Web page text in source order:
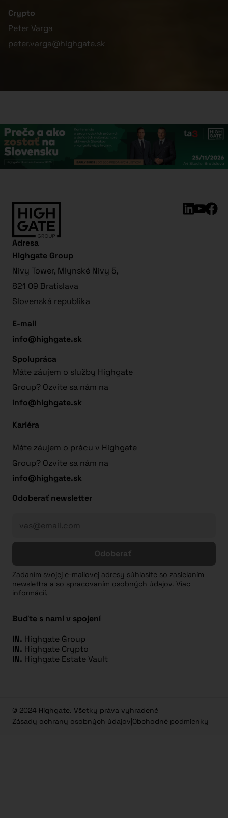
Crypto
Peter Varga
peter.varga@highgate.sk
Adresa
Highgate Group
Nivy Tower, Mlynské Nivy 5,
821 09 Bratislava
Slovenská republika
E-mail
info@highgate.sk
Spolupráca
Máte záujem o služby Highgate
Group? Ozvite sa nám na
info@highgate.sk
Kariéra
Máte záujem o prácu v Highgate
Group? Ozvite sa nám na
info@highgate.sk
Odoberať newsletter
Odoberať
Zadaním svojej e-mailovej adresy súhlasíte so zasielaním
newslettra a so spracovaním osobných údajov. Viac
informácií.
Buďte s nami v spojení
IN. Highgate Group
IN. Highgate Crypto
IN. Highgate Estate Vault
© 2024 Highgate. Všetky práva vyhradené
Zásady ochrany osobných údajov|Obchodné podmienky